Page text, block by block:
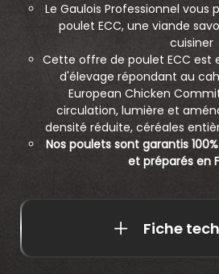
Le Gaulois Professionnel vous
poulet ECC, une viande
cuisiner
Cette offre de poulet ECC est
d'élevage répondant au
European Chicken
circulation, lumière et
densité réduite, céréales
Nos poulets sont garantis
et préparés en
Fiche